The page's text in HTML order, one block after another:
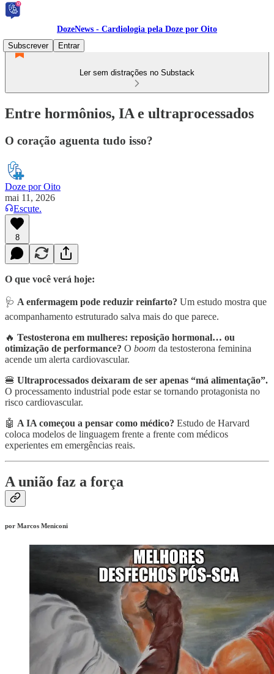
DozeNews - Cardiologia pela Doze por Oito
Subscrever
Entrar
Ler sem distrações no Substack
Entre hormônios, IA e ultraprocessados
O coração aguenta tudo isso?
Doze por Oito
mai 11, 2026
Escute.
8
O que você verá hoje:
🩺 A enfermagem pode reduzir reinfarto? Um estudo mostra que
acompanhamento estruturado salva mais do que parece.
🔥 Testosterona em mulheres: reposição hormonal… ou
otimização de performance? O boom da testosterona feminina
acende um alerta cardiovascular.
🍔 Ultraprocessados deixaram de ser apenas “má alimentação”.
O processamento industrial pode estar se tornando protagonista no
risco cardiovascular.
🤖 A IA começou a pensar como médico? Estudo de Harvard
coloca modelos de linguagem frente a frente com médicos
experientes em emergências reais.
A união faz a força
por Marcos Meniconi